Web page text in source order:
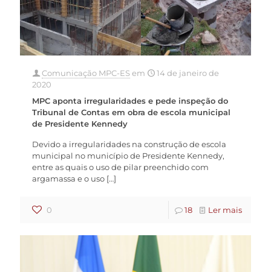
Comunicação MPC-ESem
14 de janeiro de
2020
MPC aponta irregularidades e pede inspeção do
Tribunal de Contas em obra de escola municipal
de Presidente Kennedy
Devido a irregularidades na construção de escola
municipal no município de Presidente Kennedy,
entre as quais o uso de pilar preenchido com
argamassa e o uso […]
0 18 Ler mais